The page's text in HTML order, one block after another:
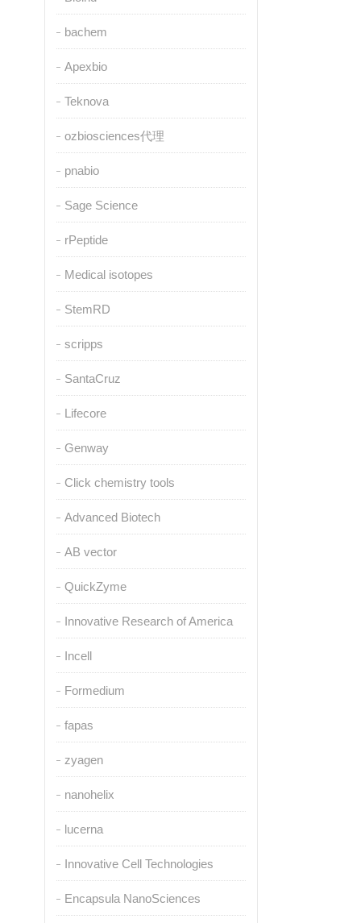
bachem
Apexbio
Teknova
ozbiosciences代理
pnabio
Sage Science
rPeptide
Medical isotopes
StemRD
scripps
SantaCruz
Lifecore
Genway
Click chemistry tools
Advanced Biotech
AB vector
QuickZyme
Innovative Research of America
Incell
Formedium
fapas
zyagen
nanohelix
lucerna
Innovative Cell Technologies
Encapsula NanoSciences